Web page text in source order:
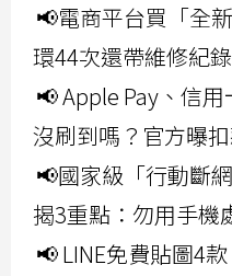
📢電商平台買「全
環44次還帶維修紀
📢 Apple Pay、信
沒刷到嗎？官方曝
📢國家級「行動斷
揭3重點：勿用手機
📢 LINE免費貼圖4